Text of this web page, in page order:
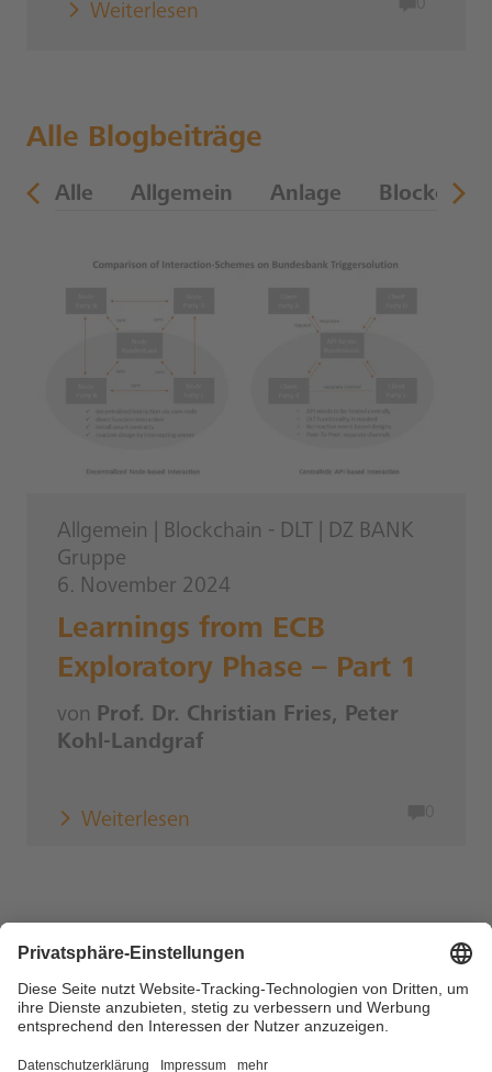
Weiterlesen
Alle Blogbeiträge
Alle Allgemein Anlage
Allgemein Blockchain - DLT
DZ BANK
Gruppe
6. November 2024
Learnings from ECB
Exploratory Phase – Part 1
von Prof. Dr. Christian Fries, Peter
Kohl-Landgraf
Weiterlesen